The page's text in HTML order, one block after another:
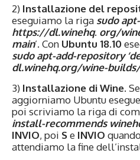
2) Installazione del
eseguiamo la riga sudo
https://dl.winehq. org/
main’. Con Ubuntu 18.10
sudo apt-add-repository
dl.winehq.org/wine-
3) Installazione di Wine.
aggiorniamo Ubuntu
poi scriviamo la riga di
install-recommends
INVIO, poi Se INVIO
attendiamo la fine